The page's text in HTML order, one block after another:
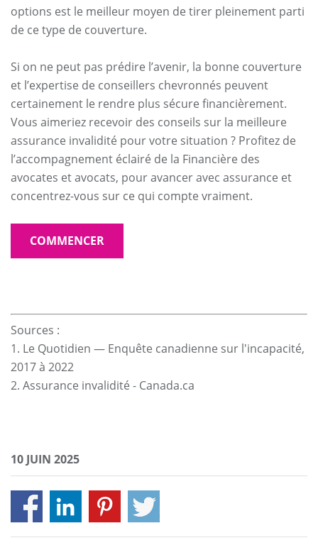
options est le meilleur moyen de tirer pleinement parti
de ce type de couverture.
Si on ne peut pas prédire l’avenir, la bonne couverture
et l’expertise de conseillers chevronnés peuvent
certainement le rendre plus sécure financièrement.
Vous aimeriez recevoir des conseils sur la meilleure
assurance invalidité pour votre situation ? Profitez de
l’accompagnement éclairé de la Financière des
avocates et avocats, pour avancer avec assurance et
concentrez-vous sur ce qui compte vraiment.
COMMENCER
Sources :
1. Le Quotidien — Enquête canadienne sur l'incapacité,
2017 à 2022
2. Assurance invalidité - Canada.ca
10 JUIN 2025